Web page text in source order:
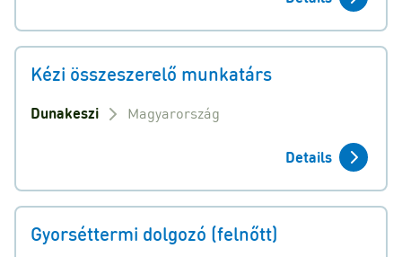
Kézi összeszerelő munkatárs
Dunakeszi Magyarország
Details
Gyorséttermi dolgozó (felnőtt)